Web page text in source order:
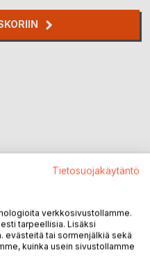
- Taata -
luo Kokkolaan. Samaan
kesätyöhönsä.
Tietosuojakäytäntö
verkkosivustollamme.
tarpeellisia. Lisäksi
evästeitä tai sormenjälkiä sekä
kuinka usein sivustollamme